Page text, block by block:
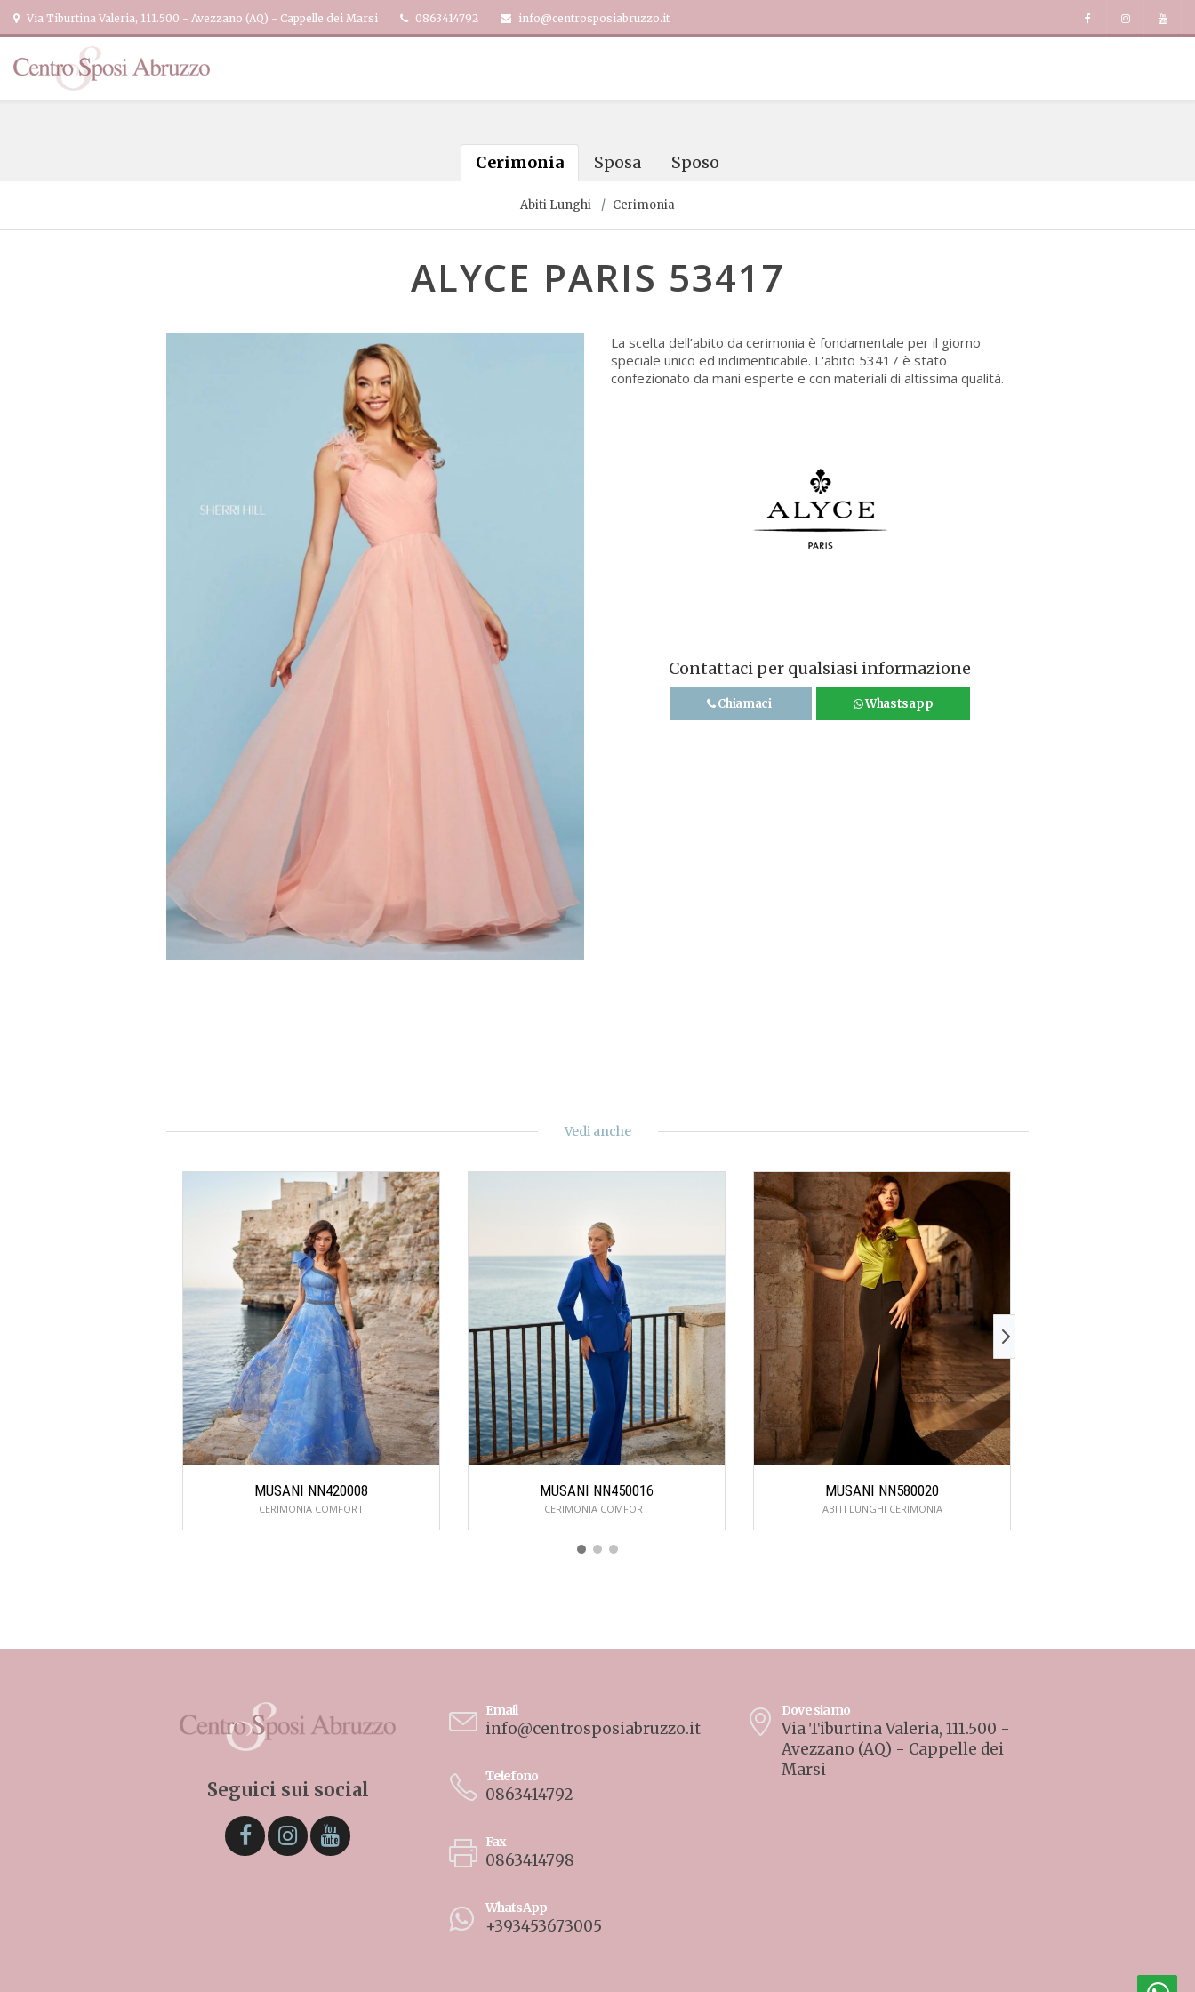
Via Tiburtina Valeria, 111.500 - Avezzano (AQ) - Cappelle dei Marsi 0863414792 info@centrosposiabruzzo.it
Cerimonia Sposa Sposo
Abiti Lunghi Cerimonia
ALYCE PARIS 53417
La scelta dell’abito da cerimonia è fondamentale per il giorno
speciale unico ed indimenticabile. L'abito 53417 è stato
confezionato da mani esperte e con materiali di altissima qualità.
Contattaci per qualsiasi informazione
Chiamaci Whastsapp
Vedi anche
MUSANI NN420008
CERIMONIA COMFORT
MUSANI NN450016
CERIMONIA COMFORT
MUSANI NN580020
ABITI LUNGHI CERIMONIA
Seguici sui social
Email
info@centrosposiabruzzo.it
Telefono
0863414792
Fax
0863414798
WhatsApp
+393453673005
Dove siamo
Via Tiburtina Valeria, 111.500 -
Avezzano (AQ) - Cappelle dei
Marsi